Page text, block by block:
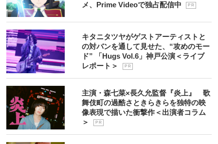
メ、Prime Videoで独占配信中
P R
キタニタツヤがゲストアーティストと
の対バンを通して見せた、“攻めのモー
ド” 「Hugs Vol.6」神戸公演＜ライブ
レポート＞
P R
主演・森七菜×長久允監督『炎上』 歌
舞伎町の過酷さときらきらを独特の映
像表現で描いた衝撃作＜出演者コラム
＞
P R